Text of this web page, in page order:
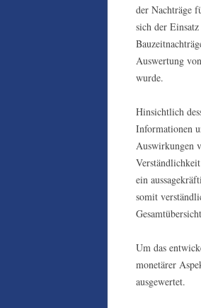
der Nachträge
sich der
Auswertung
wurde.
Hinsichtlich
Informationen
Auswirkungen
ein
somit
Um das
monetärer
ausgewertet.